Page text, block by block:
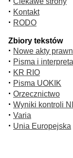
· Kontakt
· RODO
Zbiory tekstów
· Nowe akty
· Pisma i
· KR RIO
· Pisma UOKIK
· Orzecznictwo
· Wyniki kontroli
· Varia
· Unia Europejska